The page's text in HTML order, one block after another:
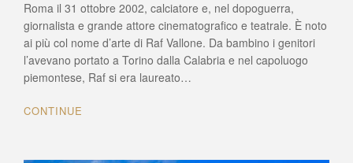
l’attore
di
Tropea
dalle
molte
Roma il 31 ottobre 2002, calciatore e, nel dopoguerra,
giornalista e grande attore cinematografico e teatrale. È noto
ai più col nome d’arte di Raf Vallone. Da bambino i genitori
l’avevano portato a Torino dalla Calabria e nel capoluogo
piemontese, Raf si era laureato…
CONTINUE